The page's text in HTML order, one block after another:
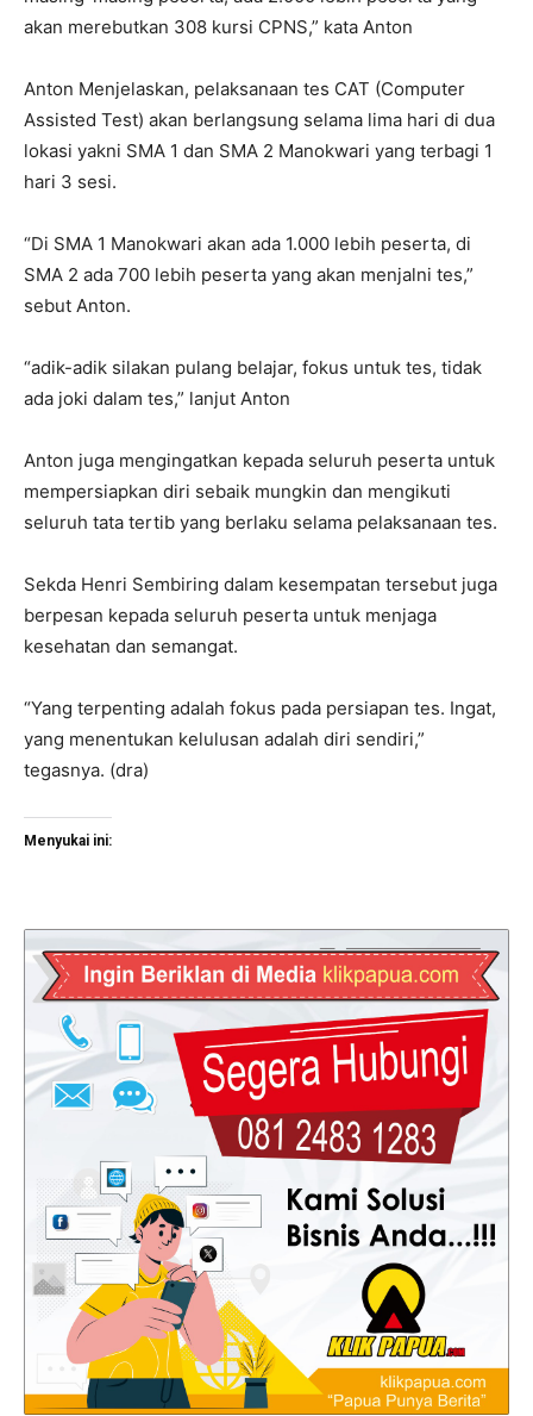
akan merebutkan 308 kursi CPNS,” kata Anton
Anton Menjelaskan, pelaksanaan tes CAT (Computer
Assisted Test) akan berlangsung selama lima hari di dua
lokasi yakni SMA 1 dan SMA 2 Manokwari yang terbagi 1
hari 3 sesi.
“Di SMA 1 Manokwari akan ada 1.000 lebih peserta, di
SMA 2 ada 700 lebih peserta yang akan menjalni tes,”
sebut Anton.
“adik-adik silakan pulang belajar, fokus untuk tes, tidak
ada joki dalam tes,” lanjut Anton
Anton juga mengingatkan kepada seluruh peserta untuk
mempersiapkan diri sebaik mungkin dan mengikuti
seluruh tata tertib yang berlaku selama pelaksanaan tes.
Sekda Henri Sembiring dalam kesempatan tersebut juga
berpesan kepada seluruh peserta untuk menjaga
kesehatan dan semangat.
“Yang terpenting adalah fokus pada persiapan tes. Ingat,
yang menentukan kelulusan adalah diri sendiri,”
tegasnya. (dra)
Menyukai ini: